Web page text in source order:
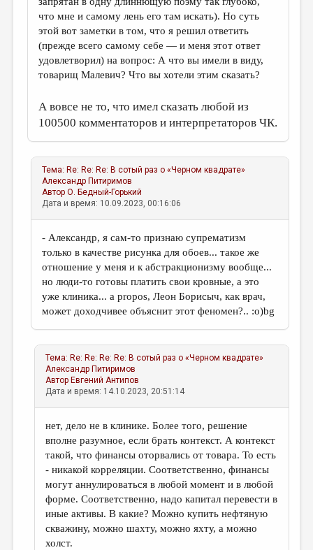
что мне и самому лень его там искать). Но суть
этой вот заметки в том, что я решил ответить
(прежде всего самому себе — и меня этот ответ
удовлетворил) на вопрос: А что вы имели в виду,
товарищ Малевич? Что вы хотели этим сказать?
А вовсе не то, что имел сказать любой из
100500 комментаторов и интерпретаторов ЧК.
Тема: Re: Re: Re: В сотый раз о «Черном квадрате»
Александр Питиримов
АвторО. Бедный-Горький
Дата и время: 10.09.2023, 00:16:06
- Александр, я сам-то признаю супрематизм
только в качестве рисунка для обоев... такое же
отношение у меня и к абстракционизму вообще...
но люди-то готовы платить свои кровные, а это
уже клиника... a propos, Леон Борисыч, как врач,
может доходчивее объяснит этот феномен?.. :о)bg
Тема: Re: Re: Re: Re: В сотый раз о «Черном квадрате»
Александр Питиримов
Автор Евгений Антипов
Дата и время: 14.10.2023, 20:51:14
нет, дело не в клинике. Более того, решение
вполне разумное, если брать контекст. А контекст
такой, что финансы оторвались от товара. То есть
- никакой корреляции. Соответственно, финансы
могут аннулироваться в любой момент и в любой
форме. Соответственно, надо капитал перевести в
иные активы. В какие? Можно купить нефтяную
скважину, можно шахту, можно яхту, а можно
холст.